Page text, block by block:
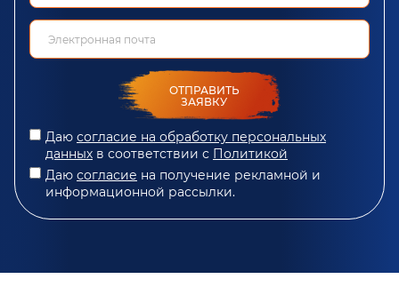
ОТПРАВИТЬ
ЗАЯВКУ
Даю согласие на обработку персональных
данных в соответствии с Политикой
Даю согласие на получение рекламной и
информационной рассылки.